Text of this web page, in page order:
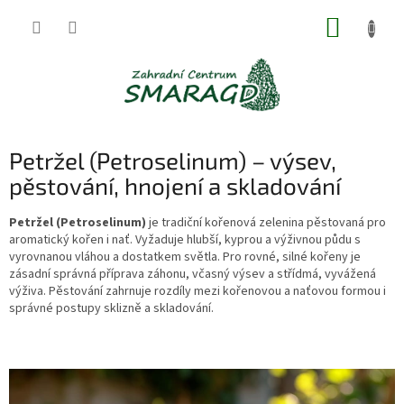
Petržel (Petroselinum) – výsev,
pěstování, hnojení a skladování
Petržel (Petroselinum) je tradiční kořenová zelenina pěstovaná pro
aromatický kořen i nať. Vyžaduje hlubší, kyprou a výživnou půdu s
vyrovnanou vláhou a dostatkem světla. Pro rovné, silné kořeny je
zásadní správná příprava záhonu, včasný výsev a střídmá, vyvážená
výživa. Pěstování zahrnuje rozdíly mezi kořenovou a naťovou formou i
správné postupy sklizně a skladování.
V